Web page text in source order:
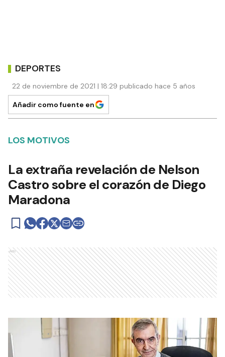
DEPORTES
22 de noviembre de 2021 | 18:29 publicado hace 5 años
Añadir como fuente en
LOS MOTIVOS
La extraña revelación de Nelson
Castro sobre el corazón de Diego
Maradona
Ads